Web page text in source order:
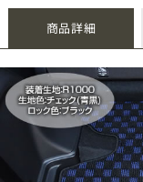
商品詳細